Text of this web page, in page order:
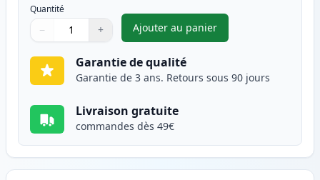
Quantité
Quantité
Utilisez les boutons pour ajuster
− +
Quantité
Ajouter au panier
,Pack de 2 Brother TN1050
Garantie de qualité
Garantie de 3 ans. Retours sous 90 jours
Livraison gratuite
commandes dès 49€